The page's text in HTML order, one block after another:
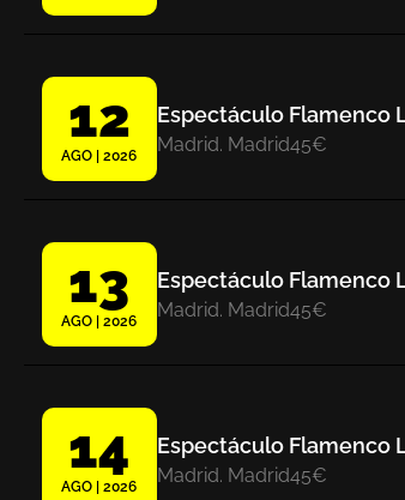
12
AGO | 2026
Espectáculo Flamenco
Madrid. Madrid45€
13
AGO | 2026
Espectáculo Flamenco
Madrid. Madrid45€
14
AGO | 2026
Espectáculo Flamenco
Madrid. Madrid45€